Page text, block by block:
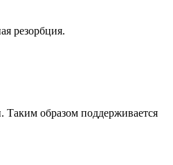
резорбция.
Таким образом поддерживается